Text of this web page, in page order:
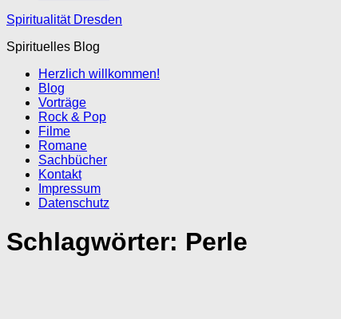
Spiritualität Dresden
Spirituelles Blog
Herzlich willkommen!
Blog
Vorträge
Rock & Pop
Filme
Romane
Sachbücher
Kontakt
Impressum
Datenschutz
Schlagwörter: Perle